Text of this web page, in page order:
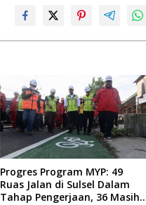
Progres Program MYP: 49
Ruas Jalan di Sulsel Dalam
Tahap Pengerjaan, 36 Masih